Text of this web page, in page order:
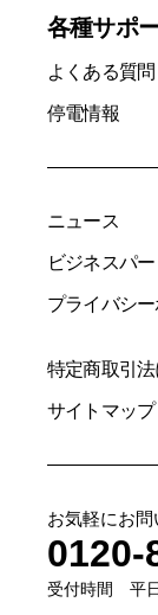
各種サポ
よくある質問
停電情報
ニュース
ビジネスパ
プライバシ
特定商取引
サイトマップ
お気軽にお
0120-
受付時間 平